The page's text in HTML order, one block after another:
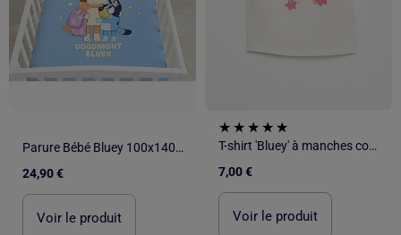
Parure Bébé Bluey 100x140cm + Taie 40x60cm – Goodnight Bluey – 100% Coton – Licence Officielle
24,90 €
Voir le produit
T-shirt 'Bluey' à manches courtes
7,00 €
Voir le produit